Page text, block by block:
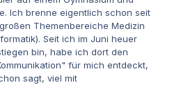
Ich brenne eigentlich schon seit
Themenbereiche Medizin
Seit ich im Juni heuer
bin, habe ich dort den
für mich entdeckt,
sagt, viel mit